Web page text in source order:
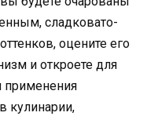
сладковато-
оцените его
и откроете для
применения
кулинарии,